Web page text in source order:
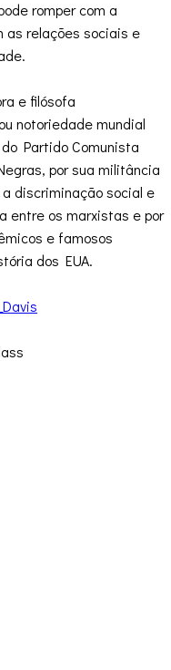
romper com a
as relações sociais e
e filósofa
notoriedade mundial
Partido Comunista
por sua militância
discriminação social e
entre os marxistas e por
e famosos
dos EUA.